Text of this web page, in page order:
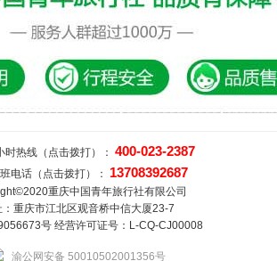
时热线（点击拨打）： 400-023-2387
电话（点击拨打）： 13708392687
重庆中国青年旅行社有限公司
：重庆市江北区观音桥中信大厦23-7
号 经营许可证号：L-CQ-CJ00008
渝公网安备 50010502001356号